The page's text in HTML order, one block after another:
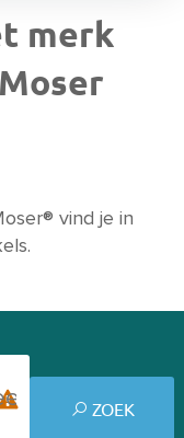
merk
vind je in
ZOEK